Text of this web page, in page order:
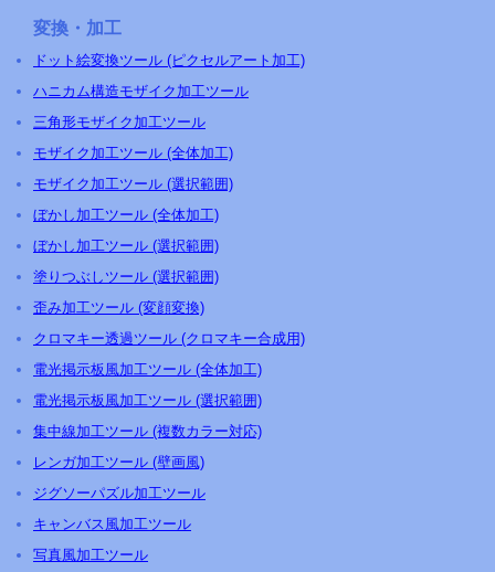
変換・加工
ドット絵変換ツール (ピクセルアート加工)
ハニカム構造モザイク加工ツール
三角形モザイク加工ツール
モザイク加工ツール (全体加工)
モザイク加工ツール (選択範囲)
ぼかし加工ツール (全体加工)
ぼかし加工ツール (選択範囲)
塗りつぶしツール (選択範囲)
歪み加工ツール (変顔変換)
クロマキー透過ツール (クロマキー合成用)
電光掲示板風加工ツール (全体加工)
電光掲示板風加工ツール (選択範囲)
集中線加工ツール (複数カラー対応)
レンガ加工ツール (壁画風)
ジグソーパズル加工ツール
キャンバス風加工ツール
写真風加工ツール